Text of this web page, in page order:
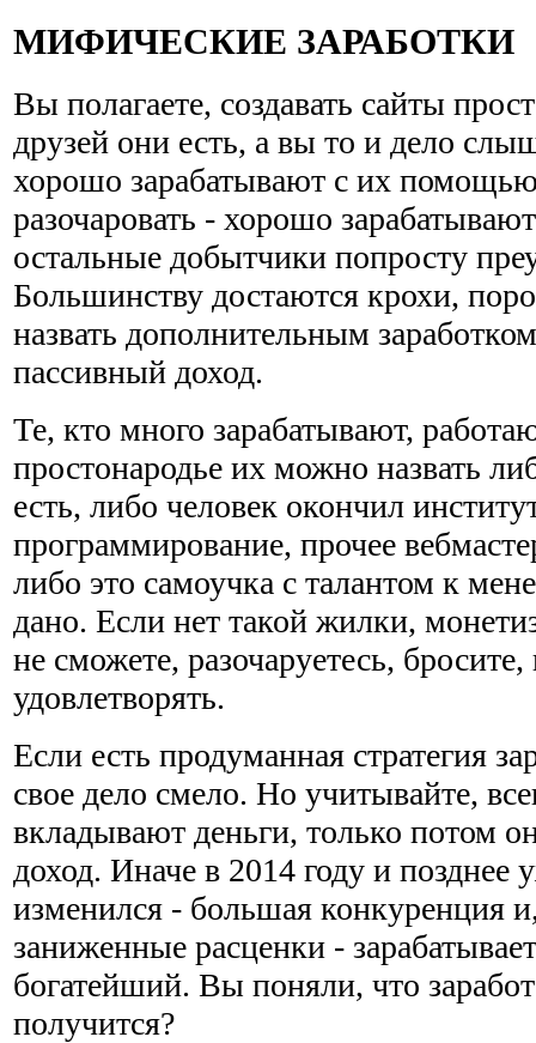
МИФИЧЕСКИЕ ЗАРАБОТКИ
Вы полагаете, создавать сайты
друзей они есть, а вы то и дело
хорошо зарабатывают с их
разочаровать - хорошо
остальные добытчики попросту
Большинству достаются крохи,
назвать дополнительным
пассивный доход.
Те, кто много зарабатывают,
простонародье их можно назвать
есть, либо человек окончил
программирование, прочее
либо это самоучка с талантом к
дано. Если нет такой жилки,
не сможете, разочаруетесь,
удовлетворять.
Если есть продуманная стратегия
свое дело смело. Но учитывайте,
вкладывают деньги, только потом
доход. Иначе в 2014 году и позднее
изменился - большая конкуренция
заниженные расценки -
богатейший. Вы поняли, что
получится?